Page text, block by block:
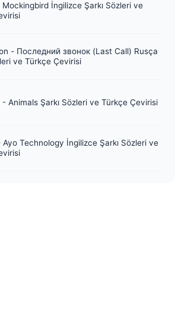
Mockingbird İngilizce Şarkı Sözleri ve
- Последний звонок (Last Call) Rusça
ve Türkçe Çevirisi
Animals Şarkı Sözleri ve Türkçe Çevirisi
Technology İngilizce Şarkı Sözleri ve